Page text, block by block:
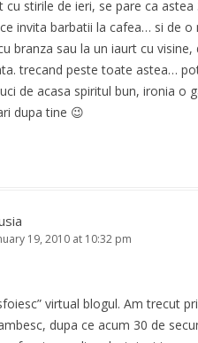
cu stirile de ieri, se pare ca
invita barbatii la cafea… si de
branza sau la un iaurt cu
trecand peste toate astea…
de acasa spiritul bun, ironia o
dupa tine 😉
19, 2010 at 10:32 pm
virtual blogul. Am trecut
dupa ce acum 30 de